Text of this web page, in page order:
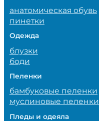
анатомическая обувь
пинетки
Одежда
блузки
боди
Пеленки
бамбуковые пеленки
муслиновые пеленки
Пледы и одеяла